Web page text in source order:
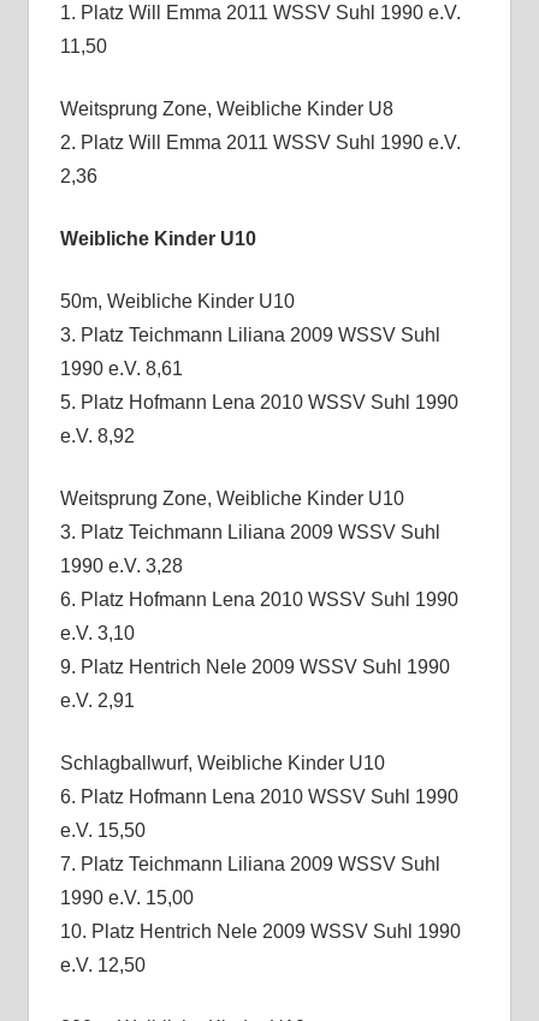
1. Platz Will Emma 2011 WSSV Suhl 1990 e.V.
11,50
Weitsprung Zone, Weibliche Kinder U8
2. Platz Will Emma 2011 WSSV Suhl 1990 e.V.
2,36
Weibliche Kinder U10
50m, Weibliche Kinder U10
3. Platz Teichmann Liliana 2009 WSSV Suhl
1990 e.V. 8,61
5. Platz Hofmann Lena 2010 WSSV Suhl 1990
e.V. 8,92
Weitsprung Zone, Weibliche Kinder U10
3. Platz Teichmann Liliana 2009 WSSV Suhl
1990 e.V. 3,28
6. Platz Hofmann Lena 2010 WSSV Suhl 1990
e.V. 3,10
9. Platz Hentrich Nele 2009 WSSV Suhl 1990
e.V. 2,91
Schlagballwurf, Weibliche Kinder U10
6. Platz Hofmann Lena 2010 WSSV Suhl 1990
e.V. 15,50
7. Platz Teichmann Liliana 2009 WSSV Suhl
1990 e.V. 15,00
10. Platz Hentrich Nele 2009 WSSV Suhl 1990
e.V. 12,50